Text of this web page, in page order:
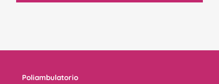
Poliambulatorio